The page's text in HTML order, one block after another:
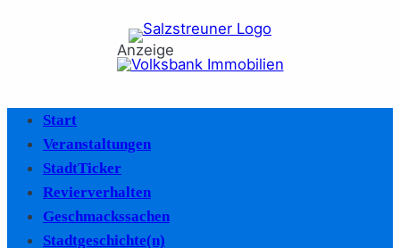
Anzeige
Start
Veranstaltungen
StadtTicker
Revierverhalten
Geschmackssachen
Stadtgeschichte(n)